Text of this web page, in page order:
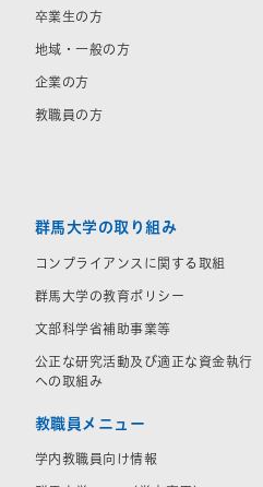
卒業生の方
地域・一般の方
企業の方
教職員の方
群馬大学の取り組み
コンプライアンスに関する取組
群馬大学の教育ポリシー
文部科学省補助事業等
公正な研究活動及び適正な資金執行
への取組み
教職員メニュー
学内教職員向け情報